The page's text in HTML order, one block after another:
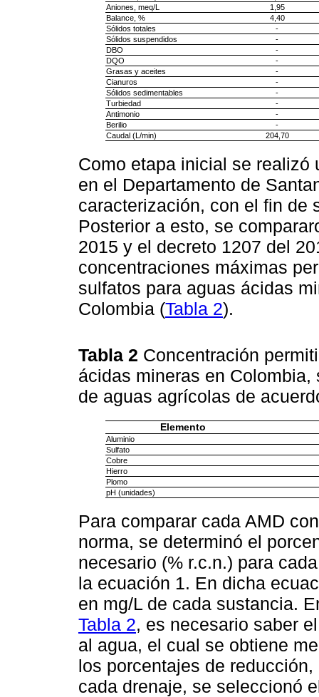
Aniones, meq/L
1,95
Balance, %
4,40
Sólidos totales
-
Sólidos suspendidos
-
DBO
-
DQO
-
Grasas y aceites
-
Cianuros
-
Sólidos sedimentables
-
Turbiedad
-
Antimonio
-
Berilio
-
Caudal (L/min)
204,70
Como etapa inicial se realizó
en el Departamento de
caracterización, con el fin de
Posterior a esto, se
2015 y el decreto 1207 del
concentraciones máximas
sulfatos para aguas ácidas
Colombia (Tabla 2).
Tabla 2 Concentración
ácidas mineras en
de aguas agrícolas de
Elemento
Aluminio
Sulfato
Cobre
Hierro
Plomo
pH (unidades)
Para comparar cada AMD
norma, se determinó el
necesario (% r.c.n.) para
la ecuación 1. En dicha
en mg/L de cada sustancia.
Tabla 2, es necesario saber
al agua, el cual se obtiene
los porcentajes de
cada drenaje, se seleccionó